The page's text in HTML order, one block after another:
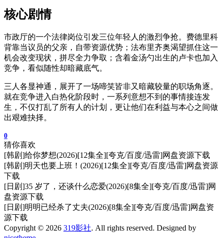
核心剧情
市政厅的一个法律岗位引发三位年轻人的激烈争抢。费德里科
背靠当议员的父亲，自带资源优势；法布里齐奥渴望抓住这一
机会改变现状，拼尽全力争取；含着金汤勺出生的卢卡也加入
竞争，看似随性却暗藏底气。
三人各显神通，展开了一场啼笑皆非又暗藏较量的职场角逐。
就在竞争进入白热化阶段时，一系列意想不到的事情接连发
生，不仅打乱了所有人的计划，更让他们在利益与本心之间做
出艰难抉择。
0
猜你喜欢
[韩剧]给你梦想(2026)[12集全][夸克/百度/迅雷]网盘资源下载
[韩剧]明天也要上班！(2026)[12集全][夸克/百度/迅雷]网盘资源
下载
[日剧]35 岁了，还谈什么恋爱(2026)[8集全][夸克/百度/迅雷]网
盘资源下载
[日剧]明明已经杀了丈夫(2026)[8集全][夸克/百度/迅雷]网盘资
源下载
Copyright © 2026 319影社. All rights reserved. Designed by